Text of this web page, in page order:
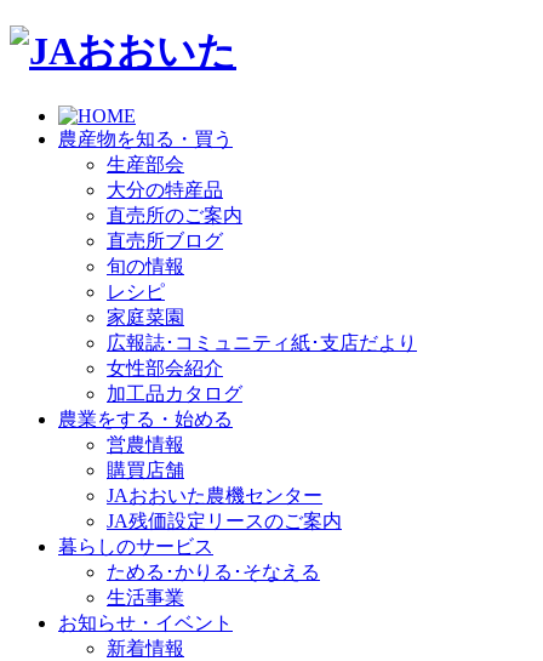
農産物を知る・買う
生産部会
大分の特産品
直売所のご案内
直売所ブログ
旬の情報
レシピ
家庭菜園
広報誌･コミュニティ紙･支店だより
女性部会紹介
加工品カタログ
農業をする・始める
営農情報
購買店舗
JAおおいた農機センター
JA残価設定リースのご案内
暮らしのサービス
ためる･かりる･そなえる
生活事業
お知らせ・イベント
新着情報